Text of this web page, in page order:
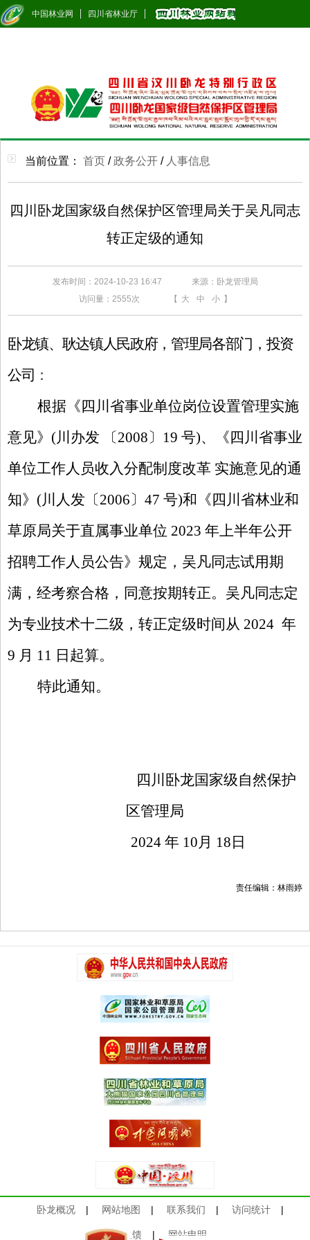
中国林业网 四川省林业厅
当前位置： 首页 /政务公开 / 人事信息
四川卧龙国家级自然保护区管理局关于吴凡同志
转正定级的通知
发布时间：2024-10-23 16:47
来源：卧龙管理局
访问量： 2555次 【 大 中 小 】
卧龙镇、耿达镇人民政府，管理局各部门 ，投资
公司 ：
根据《四川省事业单位岗位设置管理实施
意见》 (川办发 〔2008〕19 号)、
《四川省事业
单位工作人员收入分配制度改革 实施意见的通
知》 (川人发〔2006〕47 号)和《四川省林业和
草原局关于直属事业单位 2023 年上半年公开
招聘工作人员公告》规定，吴凡同志试用期
满，经考察合格，同意按期转正。吴凡同志定
为专业技术十二级 ， 转正定级时间从 2024 年
9 月 11 日 起算。
特此通知。
四川卧龙国家级自然保护
区管理局
2024 年 10月 18 日
责任编辑：林雨婷
卧龙概况 | 网站地图 | 联系我们 | 访问统计 |
意见反馈 | 网站申明